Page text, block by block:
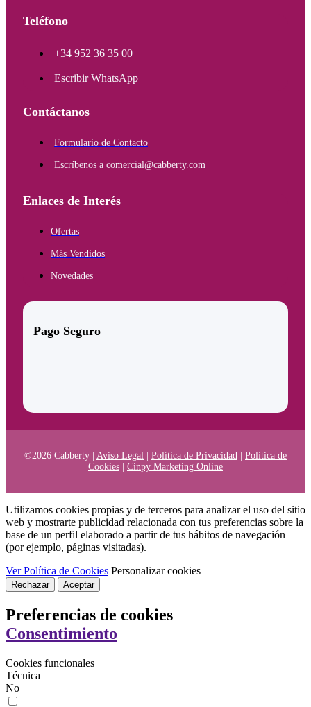
Teléfono
+34 952 36 35 00
Escribir WhatsApp
Contáctanos
Formulario de Contacto
Escríbenos a comercial@cabberty.com
Enlaces de Interés
Ofertas
Más Vendidos
Novedades
Pago Seguro
©2026 Cabberty | Aviso Legal | Política de Privacidad | Política de
Cookies | Cinpy Marketing Online
Utilizamos cookies propias y de terceros para analizar el uso del sitio
web y mostrarte publicidad relacionada con tus preferencias sobre la
base de un perfil elaborado a partir de tus hábitos de navegación
(por ejemplo, páginas visitadas).
Ver Política de Cookies Personalizar cookies
Rechazar Aceptar
Preferencias de cookies
Consentimiento
Cookies funcionales
Técnica
No